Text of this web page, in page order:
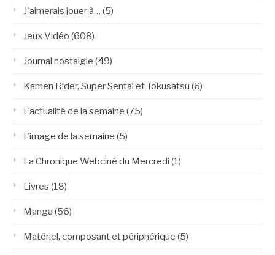
J'aimerais jouer à… (5)
Jeux Vidéo (608)
Journal nostalgie (49)
Kamen Rider, Super Sentai et Tokusatsu (6)
L'actualité de la semaine (75)
L'image de la semaine (5)
La Chronique Webciné du Mercredi (1)
Livres (18)
Manga (56)
Matériel, composant et périphérique (5)